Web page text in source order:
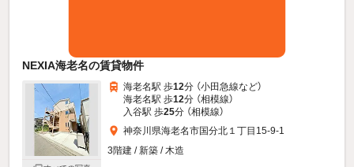
NEXIA海老名の賃貸物件
海老名駅 歩12分 （小田急線など）
海老名駅 歩12分 （相模線）
入谷駅 歩25分 （相模線）
神奈川県海老名市国分北１丁目15-9-1
3階建 / 新築 / 木造